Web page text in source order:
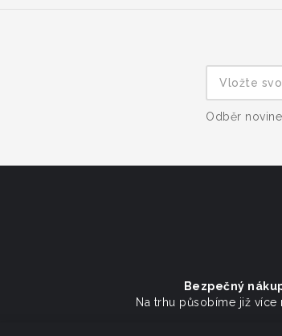
Odběr
Bezpečný
Na trhu působíme již více